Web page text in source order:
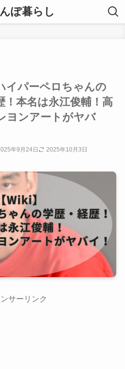
ぽ暮らし
イパーペロちゃんの
！本名は永江俊輔！高
ヨンアートがヤバ
年9月24日 2025年10月3日
サーリンク